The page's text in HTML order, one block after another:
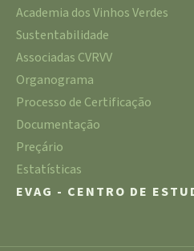
Academia dos Vinhos Verdes
Sustentabilidade
Associadas CVRVV
Organograma
Processo de Certificação
Documentação
Preçário
Estatísticas
EVAG - CENTRO DE